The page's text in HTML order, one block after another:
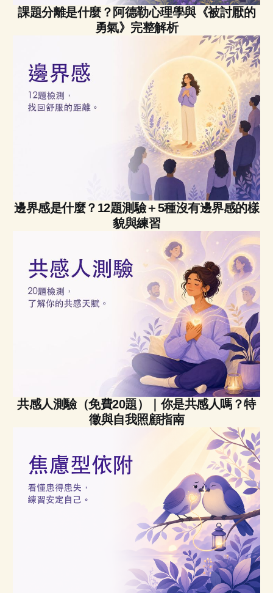
課題分離是什麼？阿德勒心理學與《被討厭的
勇氣》完整解析
邊界感是什麼？12題測驗＋5種沒有邊界感的樣
貌與練習
共感人測驗（免費20題）｜你是共感人嗎？特
徵與自我照顧指南